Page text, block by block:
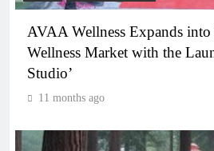
AVAA Wellness Expands
Wellness Market with the
Studio’
11 months ago